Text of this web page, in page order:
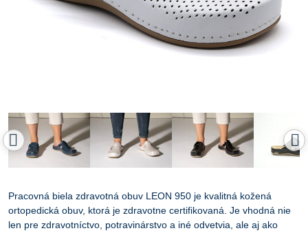
Pracovná biela zdravotná obuv LEON 950 je kvalitná kožená
ortopedická obuv, ktorá je zdravotne certifikovaná. Je vhodná nie
len pre zdravotníctvo, potravinárstvo a iné odvetvia, ale aj ako